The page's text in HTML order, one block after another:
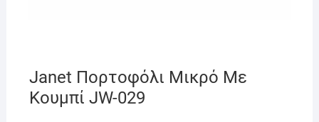
Janet Πορτοφόλι Μικρό Με
Κουμπί JW-029